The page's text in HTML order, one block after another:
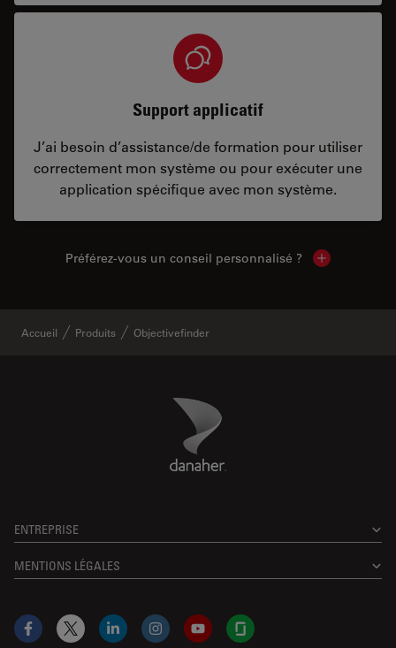
Support applicatif
J’ai besoin d’assistance/de formation pour utiliser
correctement mon système ou pour exécuter une
application spécifique avec mon système.
Préférez-vous un conseil personnalisé ? Show local
Accueil Produits Objectivefinder
Danaher Logo
ENTREPRISE
MENTIONS LÉGALES
Facebook
X LinkedInInstagramYouTubeGlassdoor